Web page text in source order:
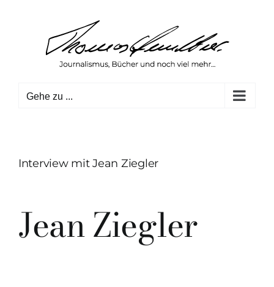
springen
Gehe zu ...
Interview mit Jean Ziegler
Jean Ziegler